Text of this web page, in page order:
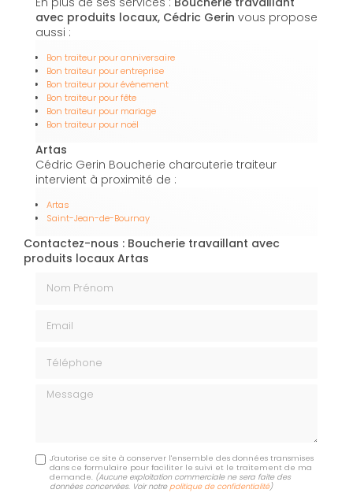
avec produits locaux, Cédric Gerin vous propose
aussi :
Bon traiteur pour anniversaire
Bon traiteur pour entreprise
Bon traiteur pour événement
Bon traiteur pour fête
Bon traiteur pour mariage
Bon traiteur pour noël
Artas
Cédric Gerin Boucherie charcuterie traiteur
intervient à proximité de :
Artas
Saint-Jean-de-Bournay
Contactez-nous : Boucherie travaillant avec
produits locaux Artas
Message
J'autorise ce site à conserver l'ensemble des données transmises
dans ce formulaire pour faciliter le suivi et le traitement de ma
demande. (Aucune exploitation commerciale ne sera faite des
données concervées. Voir notre politique de confidentialité)